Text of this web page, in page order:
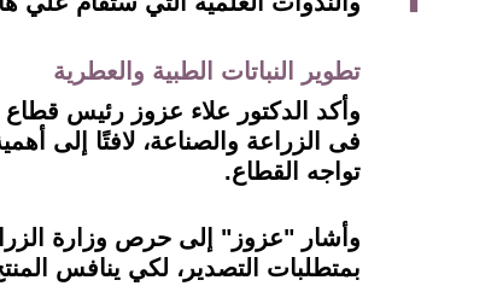
تطوير النباتات الطبية والعطرية
وأكد الدكتور علاء عزوز رئيس قطاع
فى الزراعة والصناعة، لافتًا إلى
تواجه القطاع.
وأشار "عزوز" إلى حرص وزارة
بمتطلبات التصدير، لكي ينافس